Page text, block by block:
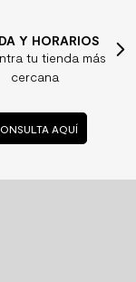
Y HORARIOS
tu tienda más
cercana
AQUÍ